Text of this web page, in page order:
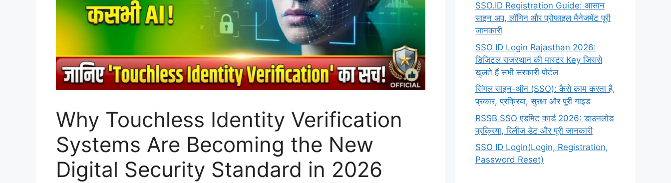
Why Touchless Identity Verification
Systems Are Becoming the New
Digital Security Standard in 2026
SSO.ID Registration Guide: आसान
साइन अप, लॉगिन और प्रोफाइल मैनेजमेंट पूरी
जानकारी
SSO ID Login Rajasthan 2026:
डिजिटल राजस्थान की मास्टर Key जिससे
खुलते हैं सभी सरकारी पोर्टल
सिंगल साइन-ऑन (SSO): कैसे काम करता है,
प्रकार, प्रक्रिया, सुरक्षा और पूरी गाइड
RSSB SSO एडमिट कार्ड 2026: डाउनलोड
प्रक्रिया, रिलीज डेट और पूरी जानकारी
SSO ID Login(Login, Registration,
Password Reset)